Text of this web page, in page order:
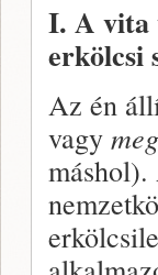
I. A vita
erkölcsi
Az én
vagy
máshol).